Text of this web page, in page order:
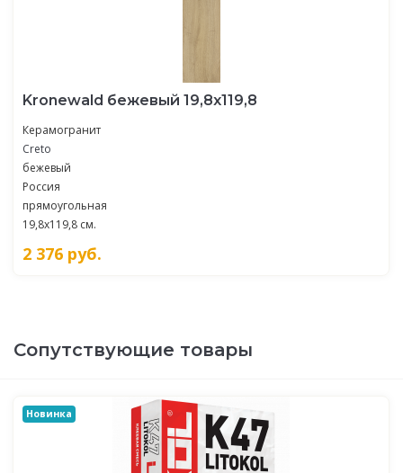
Kronewald бежевый 19,8х119,8
Керамогранит
Creto
бежевый
Россия
прямоугольная
19,8x119,8 см.
2 376 руб.
Сопутствующие товары
Новинка